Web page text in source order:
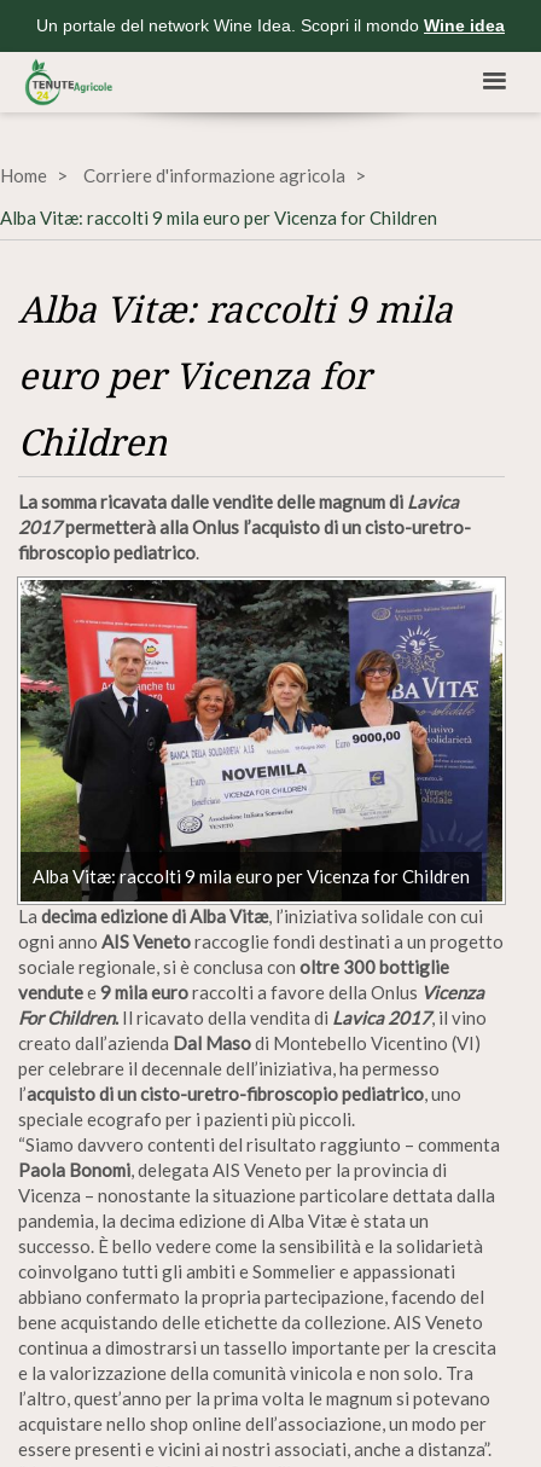
Un portale del network Wine Idea. Scopri il mondo Wine idea
Home
Corriere d'informazione agricola
Alba Vitæ: raccolti 9 mila euro per Vicenza for Children
Alba Vitæ: raccolti 9 mila
euro per Vicenza for
Children
La somma ricavata dalle vendite delle magnum di Lavica
2017permetterà alla Onlus l’acquisto di un cisto-uretro-
fibroscopio pediatrico.
Alba Vitæ: raccolti 9 mila euro per Vicenza for Children
La decima edizione diAlba Vitæ, l’iniziativa solidale con cui
ogni anno AIS Venetoraccoglie fondi destinati a un progetto
sociale regionale, si è conclusa con oltre 300 bottiglie
vendutee9 mila euroraccolti a favore della Onlus Vicenza
For Children. Il ricavato della vendita di Lavica 2017, il vino
creato dall’azienda Dal Masodi Montebello Vicentino (VI)
per celebrare il decennale dell’iniziativa, ha permesso
l’acquisto di un cisto-uretro-fibroscopio pediatrico, uno
speciale ecografo per i pazienti più piccoli.
“Siamo davvero contenti del risultato raggiunto – commenta
Paola Bonomi, delegata AIS Veneto per la provincia di
Vicenza – nonostante la situazione particolare dettata dalla
pandemia, la decima edizione di Alba Vitæ è stata un
successo. È bello vedere come la sensibilità e la solidarietà
coinvolgano tutti gli ambiti e Sommelier e appassionati
abbiano confermato la propria partecipazione, facendo del
bene acquistando delle etichette da collezione. AIS Veneto
continua a dimostrarsi un tassello importante per la crescita
e la valorizzazione della comunità vinicola e non solo. Tra
l’altro, quest’anno per la prima volta le magnum si potevano
acquistare nello shop online dell’associazione, un modo per
essere presenti e vicini ai nostri associati, anche a distanza”.